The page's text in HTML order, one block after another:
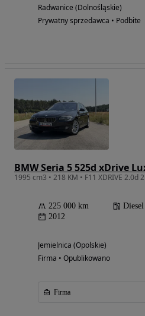
Radwanice (Dolnośląskie)
Prywatny sprzedawca • Podbite
BMW Seria 5 525d xDrive
225 000 km Diesel
2012
Jemielnica (Opolskie)
Firma • Opublikowano
Firma